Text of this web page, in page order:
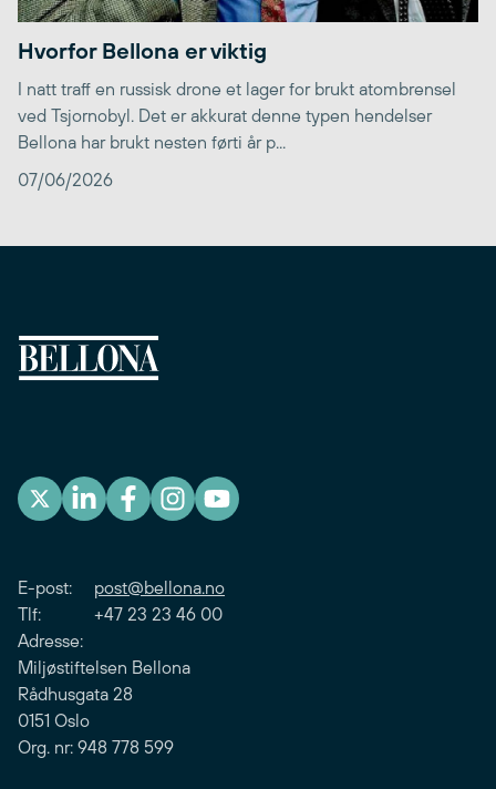
Hvorfor Bellona er viktig
I natt traff en russisk drone et lager for brukt atombrensel
ved Tsjornobyl. Det er akkurat denne typen hendelser
Bellona har brukt nesten førti år p...
07/06/2026
E-post: post@bellona.no
Tlf: +47 23 23 46 00
Adresse:
Miljøstiftelsen Bellona
Rådhusgata 28
0151 Oslo
Org. nr: 948 778 599